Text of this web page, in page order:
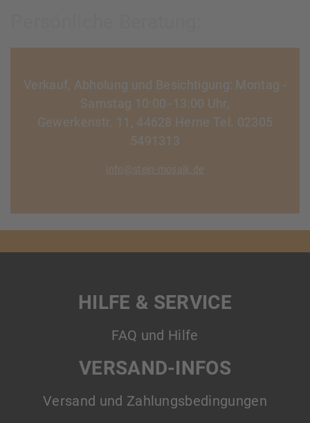
Verkauf, Abholung und Besichtigung: Montag -
Samstag 10:00 -13:00 Uhr,
Gewerkenstr. 11, 44628 Herne Tel. 02305
5491313
info@stein-mosaik.de
HILFE & SERVICE
FAQ und Hilfe
VERSAND-INFOS
Versand und Zahlungsbedingungen